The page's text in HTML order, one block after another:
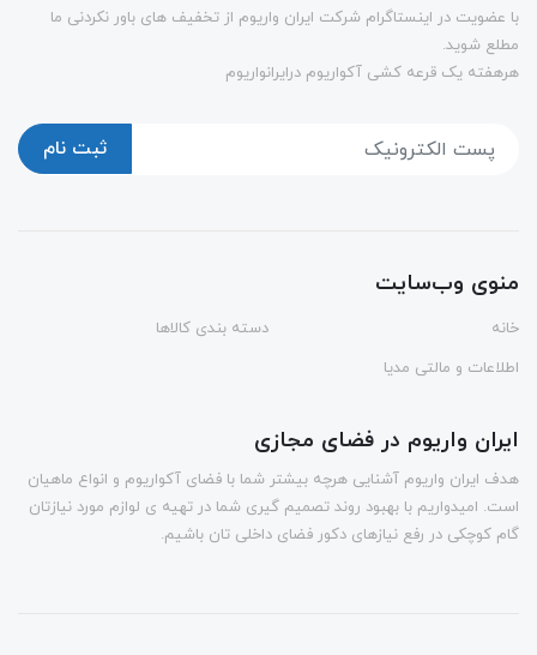
با عضویت در اینستاگرام شرکت ایران واریوم از تخفیف های باور نکردنی ما
مطلع شوید.
هرهفته یک قرعه کشی آکواریوم درایرانواریوم
ثبت نام
منوی وب‌سایت
خانه
دسته بندی کالاها
اطلاعات و مالتی مدیا
ایران واریوم در فضای مجازی
هدف ایران واریوم آشنایی هرچه بیشتر شما با فضای آکواریوم و انواع ماهیان
است. امیدواریم با بهبود روند تصمیم گیری شما در تهیه ی لوازم مورد نیازتان
گام کوچکی در رفع نیازهای دکور فضای داخلی تان باشیم.